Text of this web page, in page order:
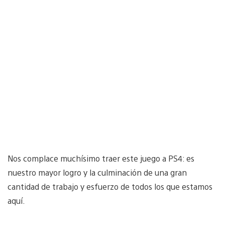
Nos complace muchísimo traer este juego a PS4: es
nuestro mayor logro y la culminación de una gran
cantidad de trabajo y esfuerzo de todos los que estamos
aquí.